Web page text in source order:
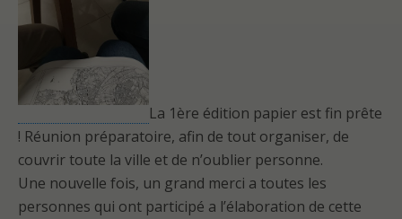
La 1ère édition papier est fin prête
! Réunion préparatoire, afin de tout organiser, de
couvrir toute la ville et de n’oublier personne.
Une nouvelle fois, un grand merci a toutes les
personnes qui ont participé a l’élaboration de cette